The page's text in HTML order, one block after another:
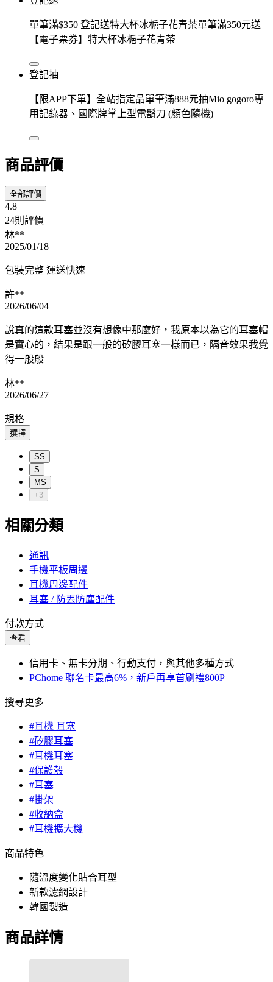
單筆滿$350 登記送特大杯冰梔子花青茶單筆滿350元送
【電子票券】特大杯冰梔子花青茶
登記抽
【限APP下單】全站指定品單筆滿888元抽Mio gogoro專
用記錄器、國際牌掌上型電鬍刀 (顏色隨機)
商品評價
全部評價
4.8
24則評價
林**
2025/01/18
包裝完整 運送快速
許**
2026/06/04
說真的這款耳塞並沒有想像中那麼好，我原本以為它的耳塞帽
是實心的，結果是跟一般的矽膠耳塞一樣而已，隔音效果我覺
得一般般
林**
2026/06/27
規格
選擇
SS
S
MS
+3
相關分類
通訊
手機平板周邊
耳機周邊配件
耳塞 / 防丟防塵配件
付款方式
查看
信用卡、無卡分期、行動支付，與其他多種方式
PChome 聯名卡最高6%，新戶再享首刷禮800P
搜尋更多
#耳機 耳塞
#矽膠耳塞
#耳機耳塞
#保護殼
#耳塞
#掛架
#收納盒
#耳機擴大機
商品特色
隨溫度變化貼合耳型
新款濾網設計
韓國製造
商品詳情